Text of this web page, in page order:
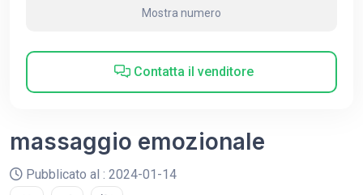
Mostra numero
Contatta il venditore
massaggio emozionale
Pubblicato al : 2024-01-14